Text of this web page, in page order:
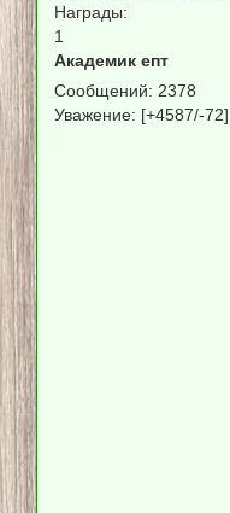
Награды:
1
Академик епт
Сообщений: 2378
Уважение: [+4587/-72]